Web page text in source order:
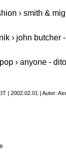
› smith &
› john
› anyone -
| 2002.02.01 | Autor: